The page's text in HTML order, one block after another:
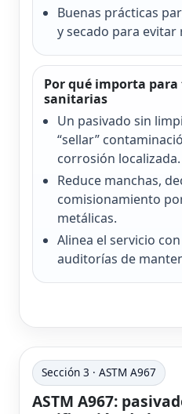
Buenas prácticas
y secado para
Por qué importa
sanitarias
Un pasivado sin
“sellar”
corrosión localizada.
Reduce manchas,
comisionamiento
metálicas.
Alinea el servicio
auditorías de
Sección 3 · ASTM A967
ASTM A967: